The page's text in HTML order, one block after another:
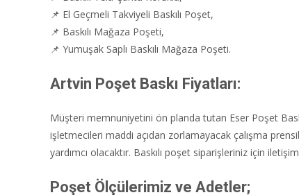
📌 El Geçmeli Takviyeli Baskılı Poşet,
📌 Baskılı Mağaza Poşeti,
📌 Yumuşak Saplı Baskılı Mağaza Poşeti.
Artvin Poşet Baskı Fiyatları:
Müşteri memnuniyetini ön planda tutan Eser Poşet
işletmecileri maddi açıdan zorlamayacak çalışma
yardımcı olacaktır. Baskılı poşet siparişleriniz için
Poşet Ölçülerimiz ve Adetler;